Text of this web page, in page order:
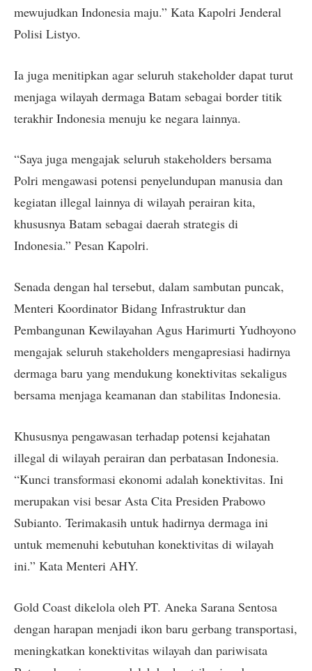
mewujudkan Indonesia maju.” Kata Kapolri Jenderal
Polisi Listyo.
Ia juga menitipkan agar seluruh stakeholder dapat turut
menjaga wilayah dermaga Batam sebagai border titik
terakhir Indonesia menuju ke negara lainnya.
“Saya juga mengajak seluruh stakeholders bersama
Polri mengawasi potensi penyelundupan manusia dan
kegiatan illegal lainnya di wilayah perairan kita,
khususnya Batam sebagai daerah strategis di
Indonesia.” Pesan Kapolri.
Senada dengan hal tersebut, dalam sambutan puncak,
Menteri Koordinator Bidang Infrastruktur dan
Pembangunan Kewilayahan Agus Harimurti Yudhoyono
mengajak seluruh stakeholders mengapresiasi hadirnya
dermaga baru yang mendukung konektivitas sekaligus
bersama menjaga keamanan dan stabilitas Indonesia.
Khususnya pengawasan terhadap potensi kejahatan
illegal di wilayah perairan dan perbatasan Indonesia.
“Kunci transformasi ekonomi adalah konektivitas. Ini
merupakan visi besar Asta Cita Presiden Prabowo
Subianto. Terimakasih untuk hadirnya dermaga ini
untuk memenuhi kebutuhan konektivitas di wilayah
ini.” Kata Menteri AHY.
Gold Coast dikelola oleh PT. Aneka Sarana Sentosa
dengan harapan menjadi ikon baru gerbang transportasi,
meningkatkan konektivitas wilayah dan pariwisata